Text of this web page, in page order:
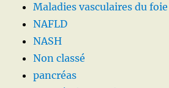
Maladies vasculaires du foie
NAFLD
NASH
Non classé
pancréas